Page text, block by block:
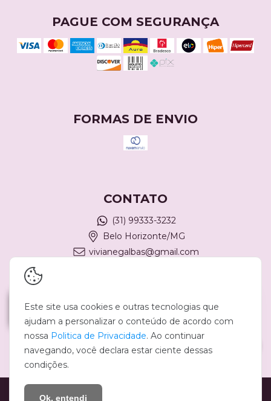
PAGUE COM SEGURANÇA
FORMAS DE ENVIO
CONTATO
(31) 99333-3232
Belo Horizonte/MG
vivianegalbas@gmail.com
Este site usa cookies e outras tecnologias que
ajudam a personalizar o conteúdo de acordo com
nossa Politica de Privacidade. Ao continuar
navegando, você declara estar ciente dessas
condições.
Ok, entendi